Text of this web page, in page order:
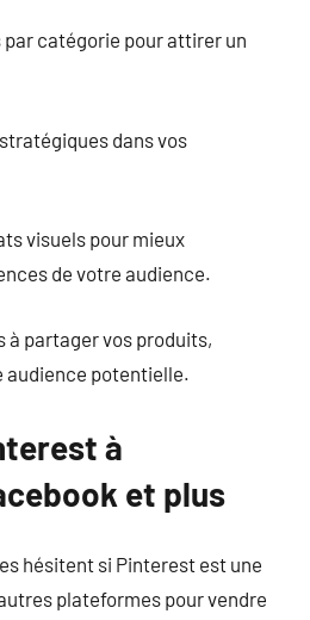
par catégorie pour attirer un
dans vos
visuels pour mieux
de votre audience.
à partager vos produits,
audience potentielle.
à
et plus
hésitent si Pinterest est une
plateformes pour vendre